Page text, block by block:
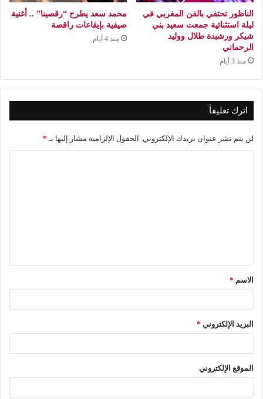
الناظور تحتفي بالفن المغربي في
ليلة استثنائية جمعت سعيد بني
شيكر ورشيدة طلال ووليد
الرحماني
منذ 3 أيام
محمد سعد يطرح “رقصينا” .. أغنية
صيفية بإيقاعات راقصة
منذ 4 أيام
اترك تعليقاً
لن يتم نشر عنوان بريدك الإلكتروني. الحقول الإلزامية مشار إليها بـ *
ق
*
الاسم *
البريد الإلكتروني *
الموقع الإلكتروني